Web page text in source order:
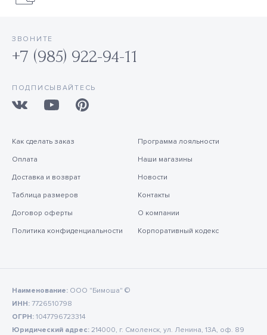
ЗВОНИТЕ
+7 (985) 922-94-11
ПОДПИСЫВАЙТЕСЬ
Как сделать заказ
Оплата
Доставка и возврат
Таблица размеров
Договор оферты
Политика конфиденциальности
Программа лояльности
Наши магазины
Новости
Контакты
О компании
Корпоративный кодекс
Наименование: ООО "Бимоша" ©
ИНН: 7726510798
ОГРН: 1047796723314
Юридический адрес: 214000, г. Смоленск, ул. Ленина, 13А, оф. 89